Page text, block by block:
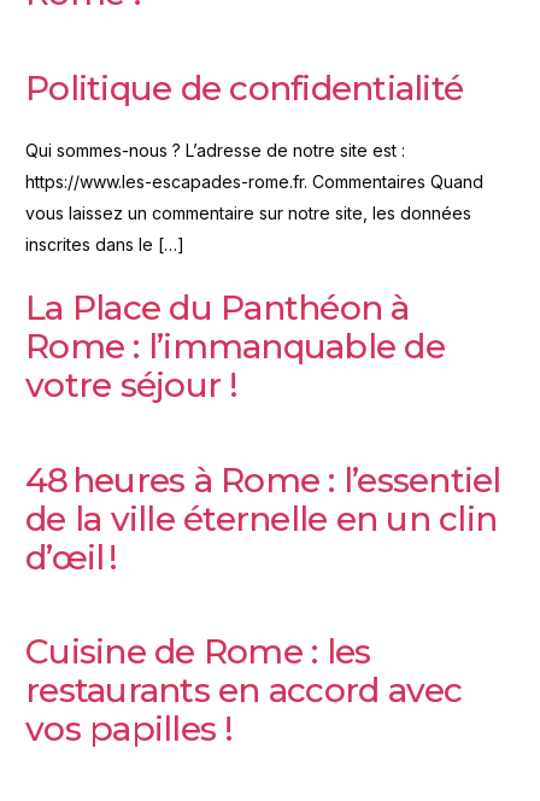
Politique de confidentialité
Qui sommes-nous ? L’adresse de notre site est :
https://www.les-escapades-rome.fr. Commentaires Quand
vous laissez un commentaire sur notre site, les données
inscrites dans le […]
La Place du Panthéon à
Rome : l’immanquable de
votre séjour !
48 heures à Rome : l’essentiel
de la ville éternelle en un clin
d’œil !
Cuisine de Rome : les
restaurants en accord avec
vos papilles !